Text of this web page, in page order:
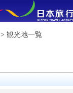
> 観光地一覧